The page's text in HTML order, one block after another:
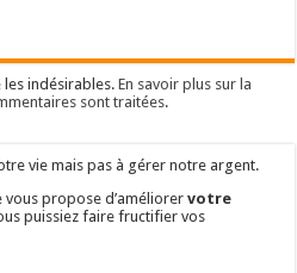
les indésirables.En savoir plus sur la
sont traitées.
vie mais pas à gérer notre argent.
vous propose d’améliorervotre
puissiez faire fructifier vos